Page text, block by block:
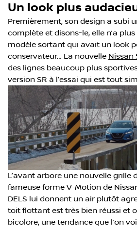
Un look plus
Premièrement, son design a subi
complète et disons-le, elle n’a
modèle sortant qui avait un look
conservateur… La nouvelle Nissan
des lignes beaucoup plus
version SR à l’essai qui est tout
L’avant arbore une nouvelle grille
fameuse forme V-Motion de
DELS lui donnent un air plutôt
toit flottant est très bien réussi et
bicolore, une tendance que l’on